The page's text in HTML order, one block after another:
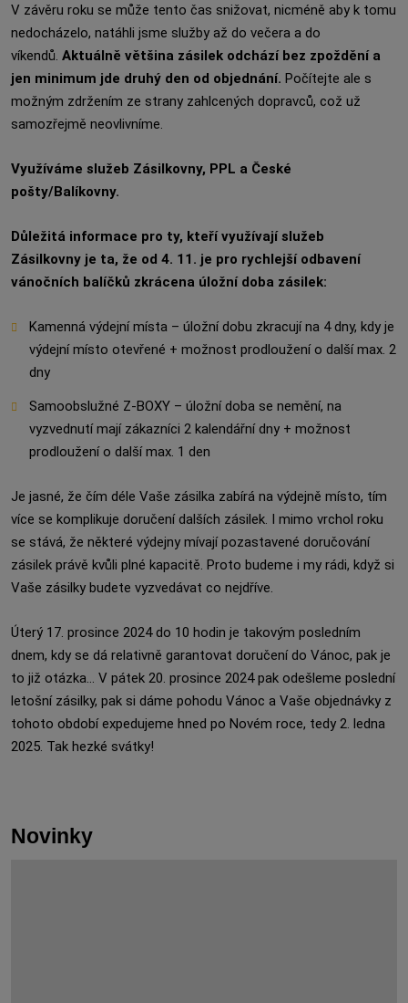
V závěru roku se může tento čas snižovat, nicméně aby k tomu
nedocházelo, natáhli jsme služby až do večera a do
víkendů. Aktuálně většina zásilek odchází bez zpoždění a
jen minimum jde druhý den od objednání. Počítejte ale s
možným zdržením ze strany zahlcených dopravců, což už
samozřejmě neovlivníme.
Využíváme služeb Zásilkovny, PPL a České
pošty/Balíkovny.
Důležitá informace pro ty, kteří využívají služeb
Zásilkovny je ta, že od 4. 11. je pro rychlejší odbavení
vánočních balíčků zkrácena úložní doba zásilek:
Kamenná výdejní místa – úložní dobu zkracují na 4 dny, kdy je
výdejní místo otevřené + možnost prodloužení o další max. 2
dny
Samoobslužné Z-BOXY – úložní doba se nemění, na
vyzvednutí mají zákazníci 2 kalendářní dny + možnost
prodloužení o další max. 1 den
Je jasné, že čím déle Vaše zásilka zabírá na výdejně místo, tím
více se komplikuje doručení dalších zásilek. I mimo vrchol roku
se stává, že některé výdejny mívají pozastavené doručování
zásilek právě kvůli plné kapacitě. Proto budeme i my rádi, když si
Vaše zásilky budete vyzvedávat co nejdříve.
Úterý 17. prosince 2024 do 10 hodin je takovým posledním
dnem, kdy se dá relativně garantovat doručení do Vánoc, pak je
to již otázka... V pátek 20. prosince 2024 pak odešleme poslední
letošní zásilky, pak si dáme pohodu Vánoc a Vaše objednávky z
tohoto období expedujeme hned po Novém roce, tedy 2. ledna
2025. Tak hezké svátky!
Novinky